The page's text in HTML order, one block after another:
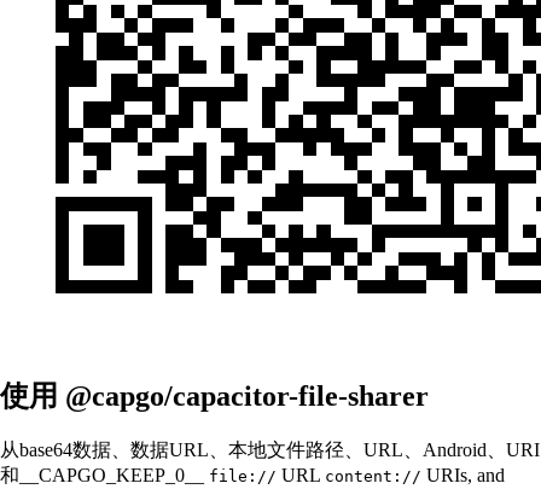
使用 @capgo/capacitor-file-sharer
从base64数据、数据URL、本地文件路径、URL、Android、URI
和__CAPGO_KEEP_0__
file:// URL content:// URIs, and